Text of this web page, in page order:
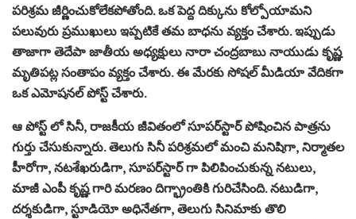
పరిశ్రమ జీర్ణించుకోలేకపోతోంది. ఒక పెద్ద దిక్కును కోల్పోయామని
పలువురు ప్రముఖులు ఇప్పటికే తమ బాధను వ్యక్తం చేశారు. ఇప్పుడు
తాజాగా తెదేపా జాతీయ అధ్యక్షులు నారా చంద్రబాబు నాయుడు కృష్ణ
మృతిపట్ల సంతాపం వ్యక్తం చేశారు. ఈ మేరకు సోషల్ మీడియా వేదికగా
ఒక ఎమోషనల్ పోస్ట్ చేశారు.
ఆ పోస్ట్ లో సినీ, రాజకీయ జీవితంలో సూపర్‌స్టార్‌ పోషించిన పాత్రను
గుర్తు చేసుకున్నారు. తెలుగు సినీ పరిశ్రమలో మంచి మనిషిగా, నిర్మాతల
హీరోగా, నటశేఖరుడిగా, సూపర్‌స్టార్ గా పిలిపించుకున్న నటులు,
మాజీ ఎంపీ కృష్ణ గారి మరణం దిగ్భ్రాంతికి గురిచేసింది. నటుడిగా,
దర్శకుడిగా, స్టూడియో అధినేతగా, తెలుగు సినిమాకు తొలి